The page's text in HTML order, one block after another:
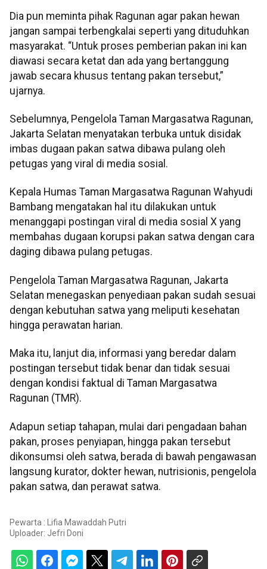
Dia pun meminta pihak Ragunan agar pakan hewan
jangan sampai terbengkalai seperti yang dituduhkan
masyarakat. “Untuk proses pemberian pakan ini kan
diawasi secara ketat dan ada yang bertanggung
jawab secara khusus tentang pakan tersebut,”
ujarnya.
Sebelumnya, Pengelola Taman Margasatwa Ragunan,
Jakarta Selatan menyatakan terbuka untuk disidak
imbas dugaan pakan satwa dibawa pulang oleh
petugas yang viral di media sosial.
Kepala Humas Taman Margasatwa Ragunan Wahyudi
Bambang mengatakan hal itu dilakukan untuk
menanggapi postingan viral di media sosial X yang
membahas dugaan korupsi pakan satwa dengan cara
daging dibawa pulang petugas.
Pengelola Taman Margasatwa Ragunan, Jakarta
Selatan menegaskan penyediaan pakan sudah sesuai
dengan kebutuhan satwa yang meliputi kesehatan
hingga perawatan harian.
Maka itu, lanjut dia, informasi yang beredar dalam
postingan tersebut tidak benar dan tidak sesuai
dengan kondisi faktual di Taman Margasatwa
Ragunan (TMR).
Adapun setiap tahapan, mulai dari pengadaan bahan
pakan, proses penyiapan, hingga pakan tersebut
dikonsumsi oleh satwa, berada di bawah pengawasan
langsung kurator, dokter hewan, nutrisionis, pengelola
pakan satwa, dan perawat satwa.
Pewarta : Lifia Mawaddah Putri
Uploader: Jefri Doni